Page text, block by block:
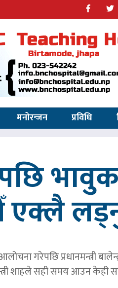
मनोरन्जन प्रविधि
एक्लै
गरेपछि प्रधानमन्त्री
शाहले सही समय आउन केही